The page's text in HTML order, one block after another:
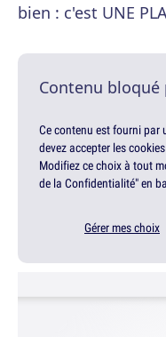
bien : c'est UNE
Contenu bloqué
Ce contenu est fourni par
devez accepter les
Modifiez ce choix à tout
de la Confidentialité" en
Gérer mes choix